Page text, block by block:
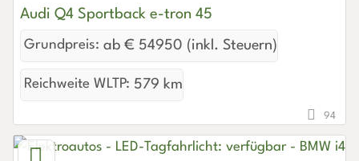
Audi Q4 Sportback e-tron 45
Grundpreis: ab € 54950 (inkl. Steuern)
Reichweite WLTP: 579 km
94